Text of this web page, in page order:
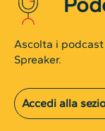
Ascolta i
Spreaker.
Accedi alla